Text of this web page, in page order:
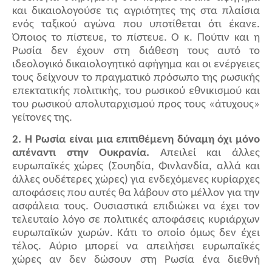
και δικαιολογούσε τις αγριότητες της στα πλαίσια
ενός ταξικού αγώνα που υποτίθεται ότι έκανε.
Όποιος το πίστευε, το πίστευε. Ο κ. Πούτιν και η
Ρωσία δεν έχουν στη διάθεση τους αυτό το
ιδεολογικό δικαιολογητικό αφήγημα και οι ενέργειες
τους δείχνουν το πραγματικό πρόσωπο της ρωσικής
επεκτατικής πολιτικής, του ρωσικού εθνικισμού και
του ρωσικού απολυταρχισμού προς τους «άτυχους»
γείτονες της.
2. Η Ρωσία είναι μια επιτιθέμενη δύναμη όχι μόνο
απέναντι στην Ουκρανία. Απειλεί και άλλες
ευρωπαϊκές χώρες (Σουηδία, Φινλανδία, αλλά και
άλλες ουδέτερες χώρες) για ενδεχόμενες κυρίαρχες
αποφάσεις που αυτές θα λάβουν στο μέλλον για την
ασφάλεια τους. Ουσιαστικά επιδιώκει να έχει τον
τελευταίο λόγο σε πολιτικές αποφάσεις κυριάρχων
ευρωπαϊκών χωρών. Κάτι το οποίο όμως δεν έχει
τέλος. Αύριο μπορεί να απειλήσει ευρωπαϊκές
χώρες αν δεν δώσουν στη Ρωσία ένα διεθνή